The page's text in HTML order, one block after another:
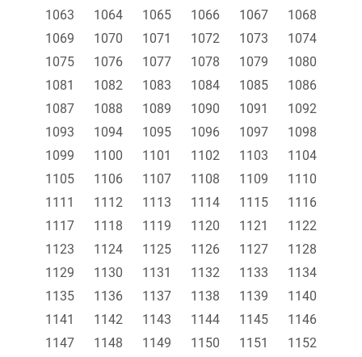
1063
1064 1065 1066 1067
1068
1069
1070 1071 1072 1073
1074
1075
1076 1077 1078 1079
1080
1081
1082 1083 1084 1085
1086
1087
1088 1089 1090 1091
1092
1093
1094 1095 1096 1097
1098
1099
1100 1101 1102 1103
1104
1105
1106 1107 1108 1109
1110
1111
1112 1113 1114 1115
1116
1117
1118 1119 1120 1121
1122
1123
1124 1125 1126 1127
1128
1129
1130 1131 1132 1133
1134
1135
1136 1137 1138 1139
1140
1141
1142 1143 1144 1145
1146
1147
1148 1149 1150 1151 1152